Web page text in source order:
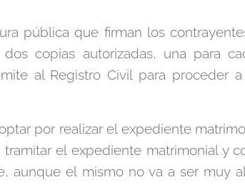
pública que firman los
copias autorizadas, una para
al Registro Civil para proceder
por realizar el expediente
el expediente matrimonial y
aunque el mismo no va a ser muy